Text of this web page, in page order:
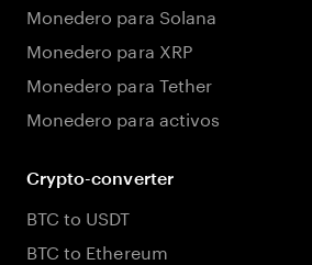
Monedero para Solana
Monedero para XRP
Monedero para Tether
Monedero para activos
Crypto-converter
BTC to USDT
BTC to Ethereum